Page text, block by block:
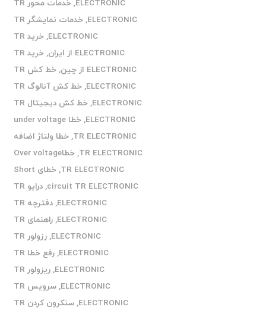
ELECTRONIC
,
خدمات محور TR
ELECTRONIC
,
خدمات نمایشگر TR
ELECTRONIC
,
خرید TR
ELECTRONIC از ایران
,
خرید TR
ELECTRONIC از چین
,
خط کش TR
ELECTRONIC
,
خط کش آنالوگ TR
ELECTRONIC
,
خط کش دیجیتال TR
ELECTRONIC
,
خطا under voltage
TR ELECTRONIC
,خطا ولتاژ اضافه
TR ELECTRONIC
,
خطاOver voltage
TR ELECTRONIC
,
خطای Short
circuit TR ELECTRONIC
,
درایو TR
ELECTRONIC
,
دفترچه TR
ELECTRONIC
,
راهنمای TR
ELECTRONIC
,
رزولور TR
ELECTRONIC
,
رفع خطا TR
ELECTRONIC
,
ریزولور TR
ELECTRONIC
,
سرویس TR
ELECTRONIC
,
سنکرون کردن TR